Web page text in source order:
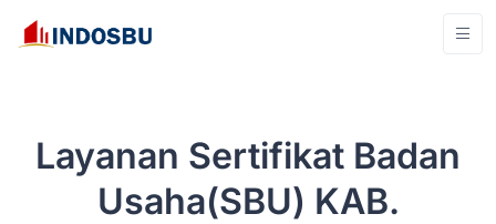
Layanan Sertifikat Badan
Usaha(SBU) KAB.